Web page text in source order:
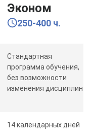
Эконом
250-400 ч.
Стандартная
программа обучения,
без возможности
изменения дисциплин
14 календарных дней